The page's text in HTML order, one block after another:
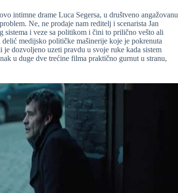
intimne drame Luca Segersa, u društveno angažovanu
Ne, ne prodaje nam reditelj i scenarista Jan
sistema i veze sa politikom i čini to prilično vešto ali
medijsko političke mašinerije koje je pokrenuta
dozvoljeno uzeti pravdu u svoje ruke kada sistem
u duge dve trećine filma praktično gurnut u stranu,